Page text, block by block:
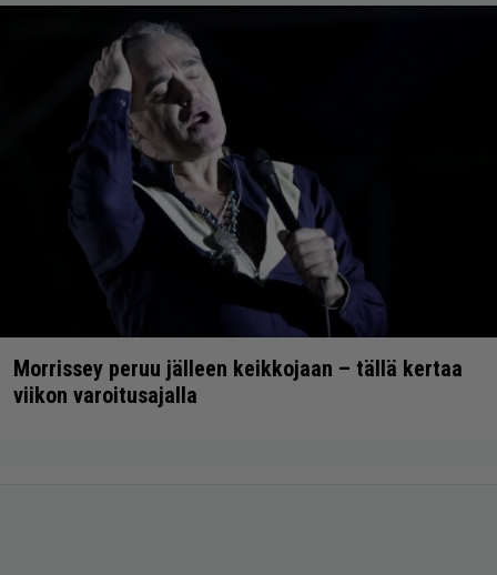
Morrissey peruu jälleen keikkojaan – tällä kertaa
viikon varoitusajalla